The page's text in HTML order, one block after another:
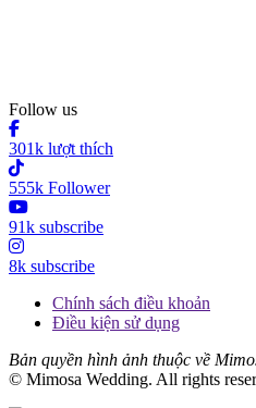
Follow us
301k lượt thích
555k Follower
91k subscribe
8k subscribe
Chính sách điều khoản
Điều kiện sử dụng
Bản quyền hình ảnh thuộc về
© Mimosa Wedding. All rights